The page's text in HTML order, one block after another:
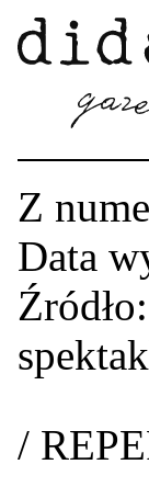
Z
Data
/